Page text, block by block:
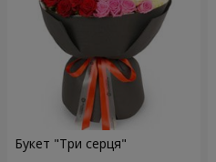
Букет "Три серця"